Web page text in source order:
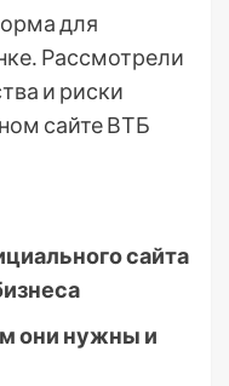
для
Рассмотрели
и риски
сайте ВТБ
сайта
они нужны и